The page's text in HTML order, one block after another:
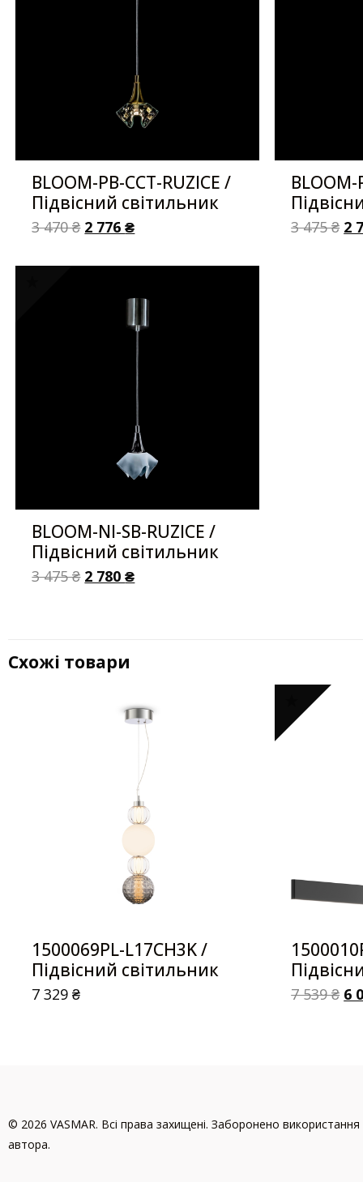
BLOOM-PB-CCT-RUZICE /
Підвісний світильник
3 470₴ 2 776₴
BLOOM-
3 475₴ 2
BLOOM-NI-SB-RUZICE /
Підвісний світильник
3 475₴ 2 780₴
Схожі товари
1500069PL-L17CH3K /
Підвісний світильник
7 329₴ 7 539₴ 6
© 2026 VASMAR. Всі права захищені. Заборонено використання
автора.